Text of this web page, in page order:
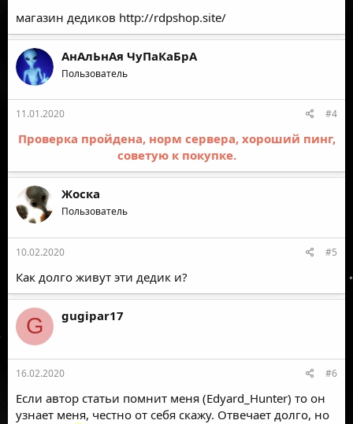
магазин дедиков http://rdpshop.site/
АнАлЬнАя ЧуПаКаБрА
Пользователь
11.01.2020 #4
Проверка пройдена, норм сервера, хороший пинг,
советую к покупке.
Жоска
Пользователь
10.02.2020 #5
Как долго живут эти дедик и?
G gugipar17
16.02.2020 #6
Если автор статьи помнит меня (Edyard_Hunter) то он
узнает меня, честно от себя скажу. Отвечает долго, но